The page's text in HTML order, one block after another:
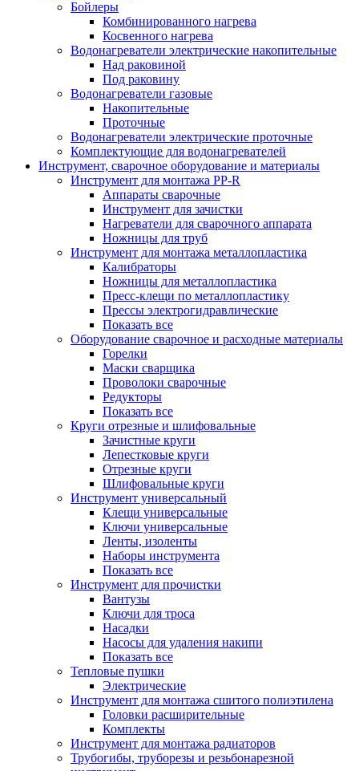
Бойлеры
Комбинированного нагрева
Косвенного нагрева
Водонагреватели электрические накопительные
Над раковиной
Под раковину
Водонагреватели газовые
Накопительные
Проточные
Водонагреватели электрические проточные
Комплектующие для водонагревателей
Инструмент, сварочное оборудование и материалы
Инструмент для монтажа PP-R
Аппараты сварочные
Инструмент для зачистки
Нагреватели для сварочного аппарата
Ножницы для труб
Инструмент для монтажа металлопластика
Калибраторы
Ножницы для металлопластика
Пресс-клещи по металлопластику
Прессы электрогидравлические
Показать все
Оборудование сварочное и расходные материалы
Горелки
Маски сварщика
Проволоки сварочные
Редукторы
Показать все
Круги отрезные и шлифовальные
Зачистные круги
Лепестковые круги
Отрезные круги
Шлифовальные круги
Инструмент универсальный
Клещи универсальные
Ключи универсальные
Ленты, изоленты
Наборы инструмента
Показать все
Инструмент для прочистки
Вантузы
Ключи для троса
Насадки
Насосы для удаления накипи
Показать все
Тепловые пушки
Электрические
Инструмент для монтажа сшитого полиэтилена
Головки расширительные
Комплекты
Инструмент для монтажа радиаторов
Трубогибы, труборезы и резьбонарезной